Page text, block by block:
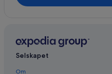
Selskapet
Om